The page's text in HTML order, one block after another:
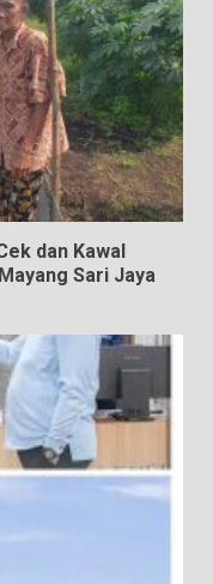
dan Kawal
Sari Jaya